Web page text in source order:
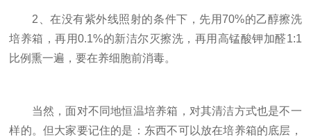
2、在没有紫外线照射的条件下，先用70%的乙醇擦洗
培养箱，再用0.1%的新洁尔灭擦洗，再用高锰酸钾加醛1:1
比例熏一遍，要在养细胞前消毒。
当然，面对不同地恒温培养箱，对其清洁方式也是不一
样的。但大家要记住的是：东西不可以放在培养箱的底层，